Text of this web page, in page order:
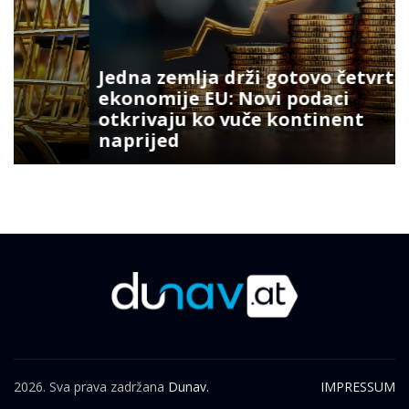
Jedna zemlja drži gotovo četvrtinu
ekonomije EU: Novi podaci
otkrivaju ko vuče kontinent
naprijed
2026. Sva prava zadržana Dunav. IMPRESSUM